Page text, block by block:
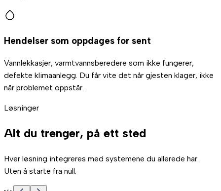
Hendelser som oppdages for sent
Vannlekkasjer, varmtvannsberedere som ikke fungerer,
defekte klimaanlegg. Du får vite det når gjesten klager, ikke
når problemet oppstår.
Løsninger
Alt du trenger, på ett sted
Hver løsning integreres med systemene du allerede har.
Uten å starte fra null.